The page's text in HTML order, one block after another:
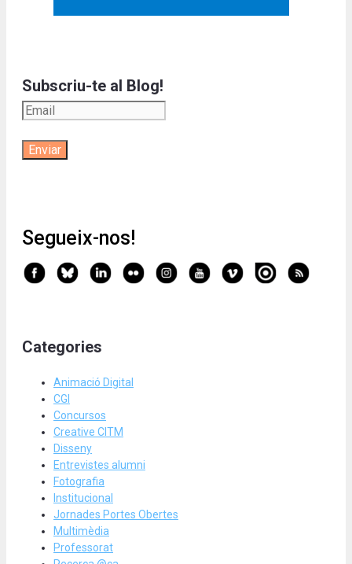
Subscriu-te al Blog!
Segueix-nos!
Categories
Animació Digital
CGI
Concursos
Creative CITM
Disseny
Entrevistes alumni
Fotografia
Institucional
Jornades Portes Obertes
Multimèdia
Professorat